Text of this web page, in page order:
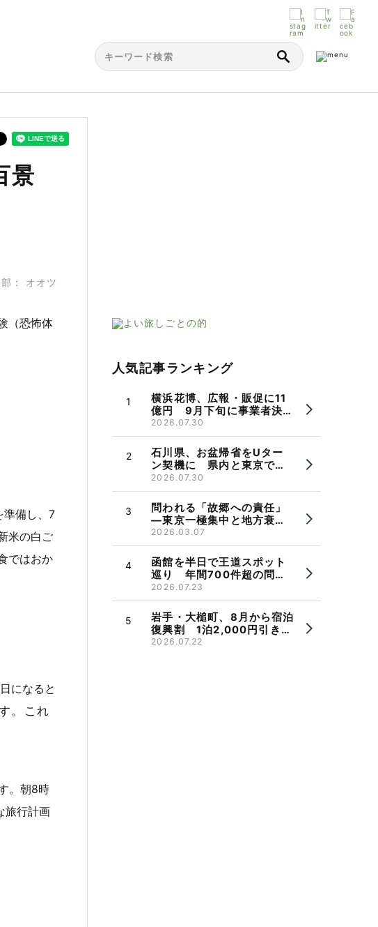
景
： オオツ
（恐怖体
準備し、7
米の白ご
ではおか
になると
。これ
。朝8時
旅行計画
人気記事ランキング
横浜花博、広報・販促に11
億円 9月下旬に事業者決
定、市長パワハラ問題で機
運に懸念も
2026.07.30
石川県、お盆帰省をUター
ン契機に 県内と東京で相
談会 県出身者の検討を後
押し
2026.07.30
問われる「故郷への責任」
―東京一極集中と地方衰
退 郷断ちと帰省のかたち
2026.03.07
函館を半日で王道スポット
巡り 年間700件超の問い
合わせ受け観光バス実証運
行
2026.07.23
岩手・大槌町、8月から宿泊
復興割 1泊2,000円引き、
県旅割併用で最大9,000円
2026.07.22